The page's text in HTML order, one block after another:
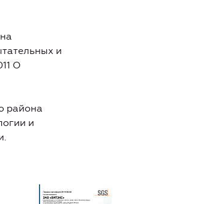
и
О
района
и